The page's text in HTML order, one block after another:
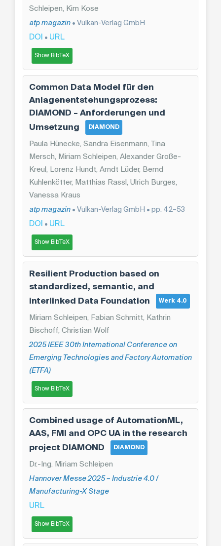
Schleipen, Kim Kose
atp magazin • Vulkan-Verlag GmbH
DOI • URL
Show BibTeX
Common Data Model für den
Anlagenentstehungsprozess:
DIAMOND – Anforderungen und
Umsetzung
DIAMOND
Paula Hünecke, Sandra Eisenmann, Tina
Mersch, Miriam Schleipen, Alexander Große-
Kreul, Lorenz Hundt, Arndt Lüder, Bernd
Kuhlenkötter, Matthias Rassl, Ulrich Burges,
Vanessa Kraus
atp magazin • Vulkan-Verlag GmbH • pp. 42–53
DOI • URL
Show BibTeX
Resilient Production based on
standardized, semantic, and
interlinked Data Foundation
Werk 4.0
Miriam Schleipen, Fabian Schmitt, Kathrin
Bischoff, Christian Wolf
2025 IEEE 30th International Conference on
Emerging Technologies and Factory Automation
(ETFA)
Show BibTeX
Combined usage of AutomationML,
AAS, FMI and OPC UA in the research
project DIAMOND
DIAMOND
Dr.-Ing. Miriam Schleipen
Hannover Messe 2025 – Industrie 4.0 /
Manufacturing-X Stage
URL
Show BibTeX